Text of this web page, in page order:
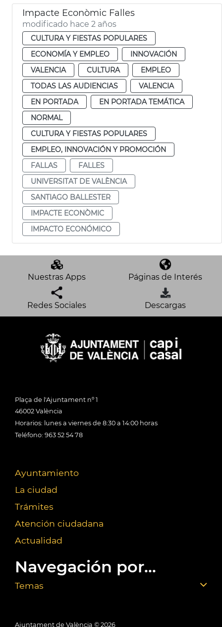
Impacte Econòmic Falles
modificado hace 2 años
CULTURA Y FIESTAS POPULARES
ECONOMÍA Y EMPLEO
INNOVACIÓN
VALENCIA
CULTURA
EMPLEO
TODAS LAS AUDIENCIAS
VALENCIA
EN PORTADA
EN PORTADA TEMÁTICA
NORMAL
CULTURA Y FIESTAS POPULARES
EMPLEO, INNOVACIÓN Y PROMOCIÓN
FALLAS
FALLES
UNIVERSITAT DE VALÈNCIA
SANTIAGO BALLESTER
IMPACTE ECONÒMIC
IMPACTO ECONÓMICO
Nuestras Apps Páginas de Interés
Redes Sociales Descargas
Plaça de l'Ajuntament nº 1
46002 València
Horarios: lunes a viernes de 8:30 a 14:00 horas
Teléfono: 963 52 54 78
Ayuntamiento
La ciudad
Trámites
Atención ciudadana
Actualidad
Navegación por...
Temas
Ajuntament de València © 2026